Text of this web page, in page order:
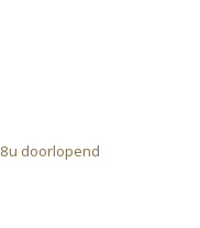
doorlopend